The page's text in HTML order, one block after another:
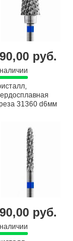
руб.
31360 d6мм
руб.